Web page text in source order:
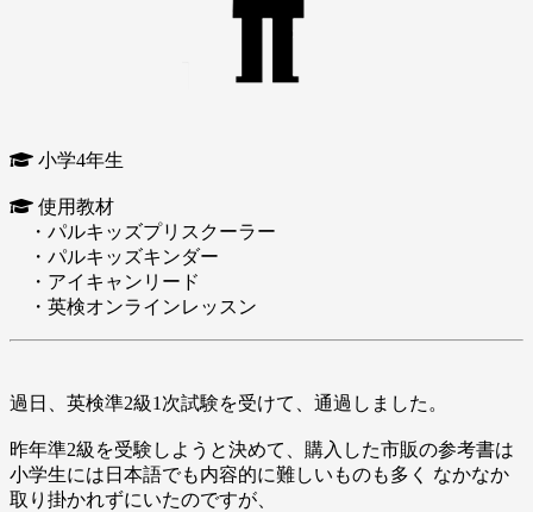
小学4年生
使用教材
・パルキッズプリスクーラー
・パルキッズキンダー
・アイキャンリード
・英検オンラインレッスン
過日、英検準2級1次試験を受けて、通過しました。
昨年準2級を受験しようと決めて、購入した市販の参考書は
小学生には日本語でも内容的に難しいものも多く なかなか
取り掛かれずにいたのですが、